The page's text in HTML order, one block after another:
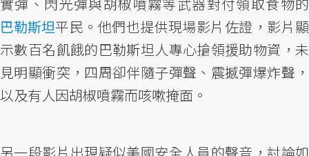
巴勒斯坦平民。他們也提供現場影片佐證，影片顯
示數百名飢餓的巴勒斯坦人專心搶領援助物資，未
見明顯衝突，四周卻伴隨子彈聲、震撼彈爆炸聲，
以及有人因胡椒噴霧而咳嗽掩面。
另一段影片出現疑似美國安全人員的聲音，討論如